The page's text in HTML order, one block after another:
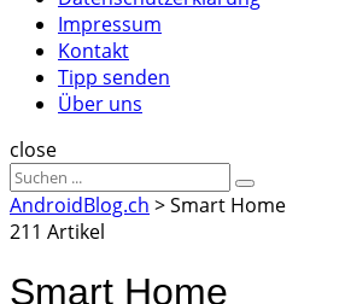
Impressum
Kontakt
Tipp senden
Über uns
Suche
close
Sucheergebnisse
für
Suche
AndroidBlog.ch >Smart Home
211 Artikel
Smart Home